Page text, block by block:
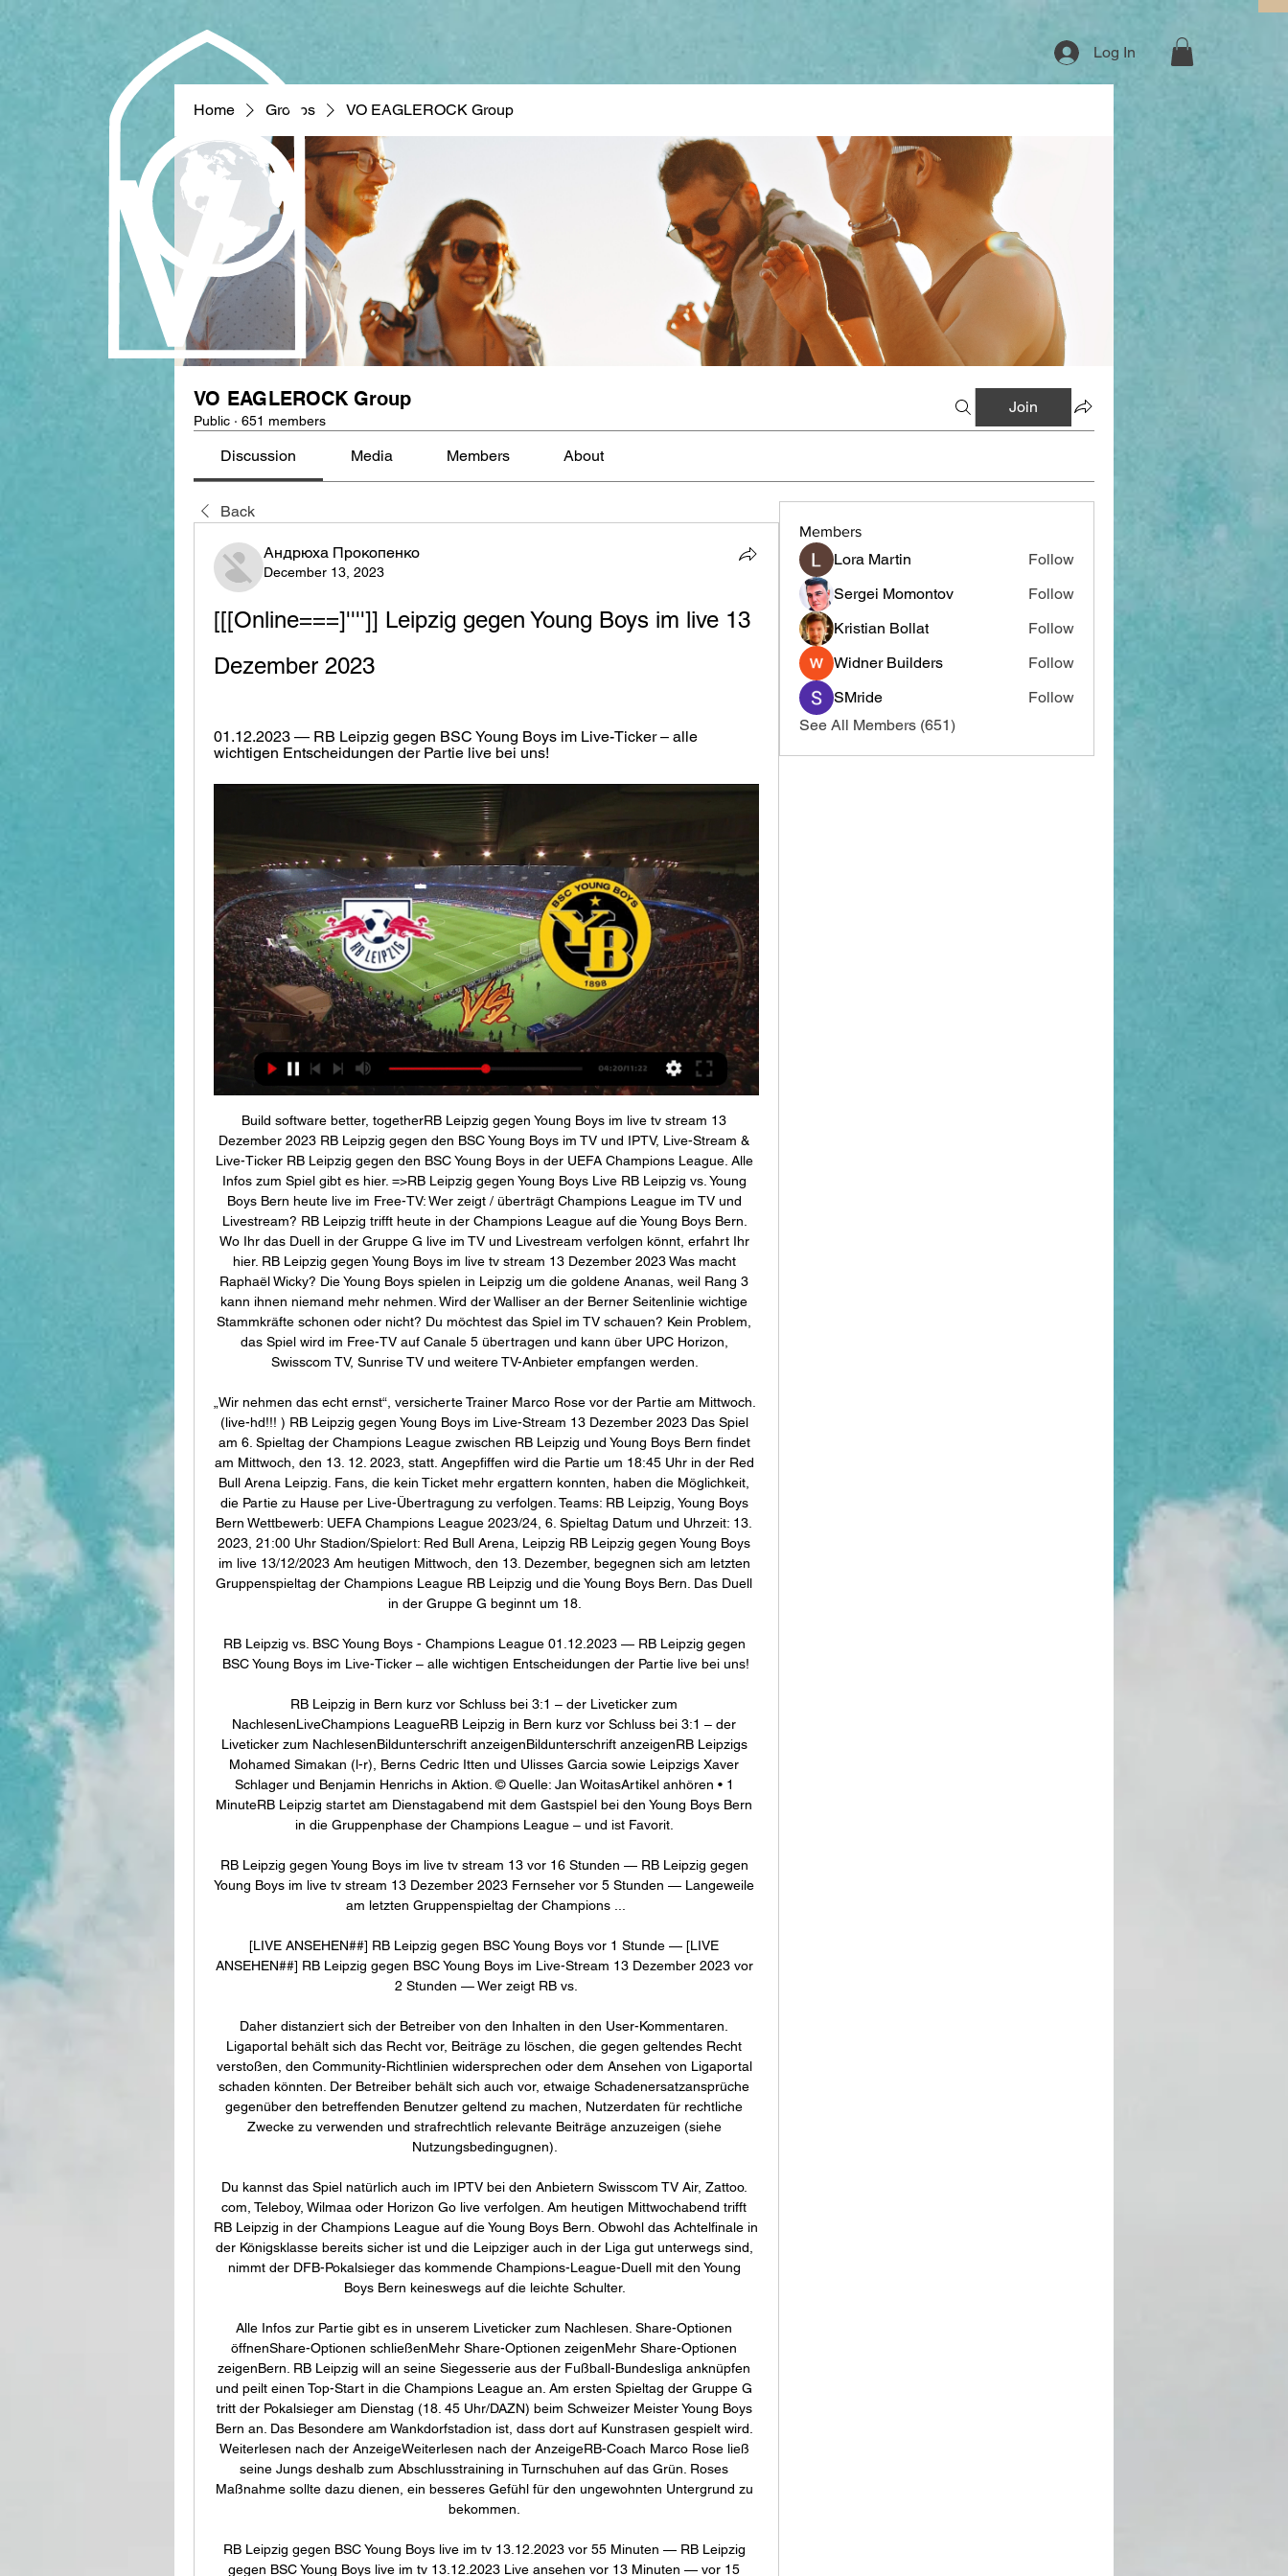
Log In
Home Groups VO EAGLEROCK Group
VO EAGLEROCK Group
Public · 651 members
Join
Discussion Media Members About
Back
Андрюха Прокопенко
December 13, 2023
[[[Online===]'''']] Leipzig gegen Young Boys im live 13
Dezember 2023
01.12.2023 — RB Leipzig gegen BSC Young Boys im Live-Ticker – alle
wichtigen Entscheidungen der Partie live bei uns!
Build software better, togetherRB Leipzig gegen Young Boys im live tv stream 13
Dezember 2023 RB Leipzig gegen den BSC Young Boys im TV und IPTV, Live-Stream &
Live-Ticker RB Leipzig gegen den BSC Young Boys in der UEFA Champions League. Alle
Infos zum Spiel gibt es hier. =>RB Leipzig gegen Young Boys Live RB Leipzig vs. Young
Boys Bern heute live im Free-TV: Wer zeigt / überträgt Champions League im TV und
Livestream? RB Leipzig trifft heute in der Champions League auf die Young Boys Bern.
Wo Ihr das Duell in der Gruppe G live im TV und Livestream verfolgen könnt, erfahrt Ihr
hier. RB Leipzig gegen Young Boys im live tv stream 13 Dezember 2023 Was macht
Raphaël Wicky? Die Young Boys spielen in Leipzig um die goldene Ananas, weil Rang 3
kann ihnen niemand mehr nehmen. Wird der Walliser an der Berner Seitenlinie wichtige
Stammkräfte schonen oder nicht? Du möchtest das Spiel im TV schauen? Kein Problem,
das Spiel wird im Free-TV auf Canale 5 übertragen und kann über UPC Horizon,
Swisscom TV, Sunrise TV und weitere TV-Anbieter empfangen werden.
„Wir nehmen das echt ernst“, versicherte Trainer Marco Rose vor der Partie am Mittwoch.
(live-hd!!! ) RB Leipzig gegen Young Boys im Live-Stream 13 Dezember 2023 Das Spiel
am 6. Spieltag der Champions League zwischen RB Leipzig und Young Boys Bern findet
am Mittwoch, den 13. 12. 2023, statt. Angepfiffen wird die Partie um 18:45 Uhr in der Red
Bull Arena Leipzig. Fans, die kein Ticket mehr ergattern konnten, haben die Möglichkeit,
die Partie zu Hause per Live-Übertragung zu verfolgen. Teams: RB Leipzig, Young Boys
Bern Wettbewerb: UEFA Champions League 2023/24, 6. Spieltag Datum und Uhrzeit: 13.
2023, 21:00 Uhr Stadion/Spielort: Red Bull Arena, Leipzig RB Leipzig gegen Young Boys
im live 13/12/2023 Am heutigen Mittwoch, den 13. Dezember, begegnen sich am letzten
Gruppenspieltag der Champions League RB Leipzig und die Young Boys Bern. Das Duell
in der Gruppe G beginnt um 18.
RB Leipzig vs. BSC Young Boys - Champions League 01.12.2023 — RB Leipzig gegen
BSC Young Boys im Live-Ticker – alle wichtigen Entscheidungen der Partie live bei uns!
RB Leipzig in Bern kurz vor Schluss bei 3:1 – der Liveticker zum
NachlesenLiveChampions LeagueRB Leipzig in Bern kurz vor Schluss bei 3:1 – der
Liveticker zum NachlesenBildunterschrift anzeigenBildunterschrift anzeigenRB Leipzigs
Mohamed Simakan (l-r), Berns Cedric Itten und Ulisses Garcia sowie Leipzigs Xaver
Schlager und Benjamin Henrichs in Aktion. © Quelle: Jan WoitasArtikel anhören • 1
MinuteRB Leipzig startet am Dienstagabend mit dem Gastspiel bei den Young Boys Bern
in die Gruppenphase der Champions League – und ist Favorit.
RB Leipzig gegen Young Boys im live tv stream 13 vor 16 Stunden — RB Leipzig gegen
Young Boys im live tv stream 13 Dezember 2023 Fernseher vor 5 Stunden — Langeweile
am letzten Gruppenspieltag der Champions ...
[LIVE ANSEHEN##] RB Leipzig gegen BSC Young Boys vor 1 Stunde — [LIVE
ANSEHEN##] RB Leipzig gegen BSC Young Boys im Live-Stream 13 Dezember 2023 vor
2 Stunden — Wer zeigt RB vs.
Daher distanziert sich der Betreiber von den Inhalten in den User-Kommentaren.
Ligaportal behält sich das Recht vor, Beiträge zu löschen, die gegen geltendes Recht
verstoßen, den Community-Richtlinien widersprechen oder dem Ansehen von Ligaportal
schaden könnten. Der Betreiber behält sich auch vor, etwaige Schadenersatzansprüche
gegenüber den betreffenden Benutzer geltend zu machen, Nutzerdaten für rechtliche
Zwecke zu verwenden und strafrechtlich relevante Beiträge anzuzeigen (siehe
Nutzungsbedingugnen).
Du kannst das Spiel natürlich auch im IPTV bei den Anbietern Swisscom TV Air, Zattoo.
com, Teleboy, Wilmaa oder Horizon Go live verfolgen. Am heutigen Mittwochabend trifft
RB Leipzig in der Champions League auf die Young Boys Bern. Obwohl das Achtelfinale in
der Königsklasse bereits sicher ist und die Leipziger auch in der Liga gut unterwegs sind,
nimmt der DFB-Pokalsieger das kommende Champions-League-Duell mit den Young
Boys Bern keineswegs auf die leichte Schulter.
Alle Infos zur Partie gibt es in unserem Liveticker zum Nachlesen. Share-Optionen
öffnenShare-Optionen schließenMehr Share-Optionen zeigenMehr Share-Optionen
zeigenBern. RB Leipzig will an seine Siegesserie aus der Fußball-Bundesliga anknüpfen
und peilt einen Top-Start in die Champions League an. Am ersten Spieltag der Gruppe G
tritt der Pokalsieger am Dienstag (18. 45 Uhr/DAZN) beim Schweizer Meister Young Boys
Bern an. Das Besondere am Wankdorfstadion ist, dass dort auf Kunstrasen gespielt wird.
Weiterlesen nach der AnzeigeWeiterlesen nach der AnzeigeRB-Coach Marco Rose ließ
seine Jungs deshalb zum Abschlusstraining in Turnschuhen auf das Grün. Roses
Maßnahme sollte dazu dienen, ein besseres Gefühl für den ungewohnten Untergrund zu
bekommen.
RB Leipzig gegen BSC Young Boys live im tv 13.12.2023 vor 55 Minuten — RB Leipzig
gegen BSC Young Boys live im tv 13.12.2023 Live ansehen vor 13 Minuten — vor 15
Members
Lora Martin
Follow
Sergei Momontov
Follow
Kristian Bollat
Follow
Widner Builders
Follow
SMride
Follow
See All Members (651)